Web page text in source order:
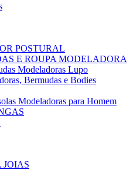
POSTURAL
E ROUPA MODELADORA
Modeladoras Lupo
Bermudas e Bodies
Modeladoras para Homem